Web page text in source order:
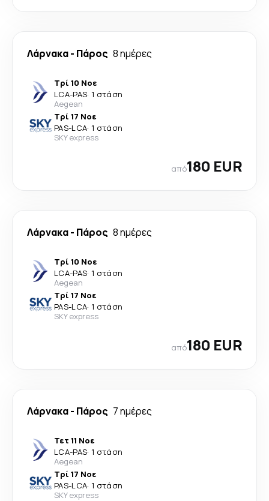
Λάρνακα- Πάρος 8 ημέρες
Τρί 10 Νοε
LCA-PAS· 1 στάση
Aegean
Τρί 17 Νοε
PAS-LCA· 1 στάση
SKY express
από180 EUR
Λάρνακα- Πάρος 8 ημέρες
Τρί 10 Νοε
LCA-PAS· 1 στάση
Aegean
Τρί 17 Νοε
PAS-LCA· 1 στάση
SKY express
από180 EUR
Λάρνακα- Πάρος 7 ημέρες
Τετ 11 Νοε
LCA-PAS· 1 στάση
Aegean
Τρί 17 Νοε
PAS-LCA· 1 στάση
SKY express